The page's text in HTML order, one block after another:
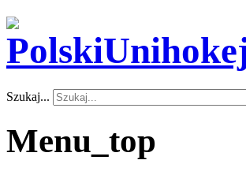
Szukaj...
Menu_top